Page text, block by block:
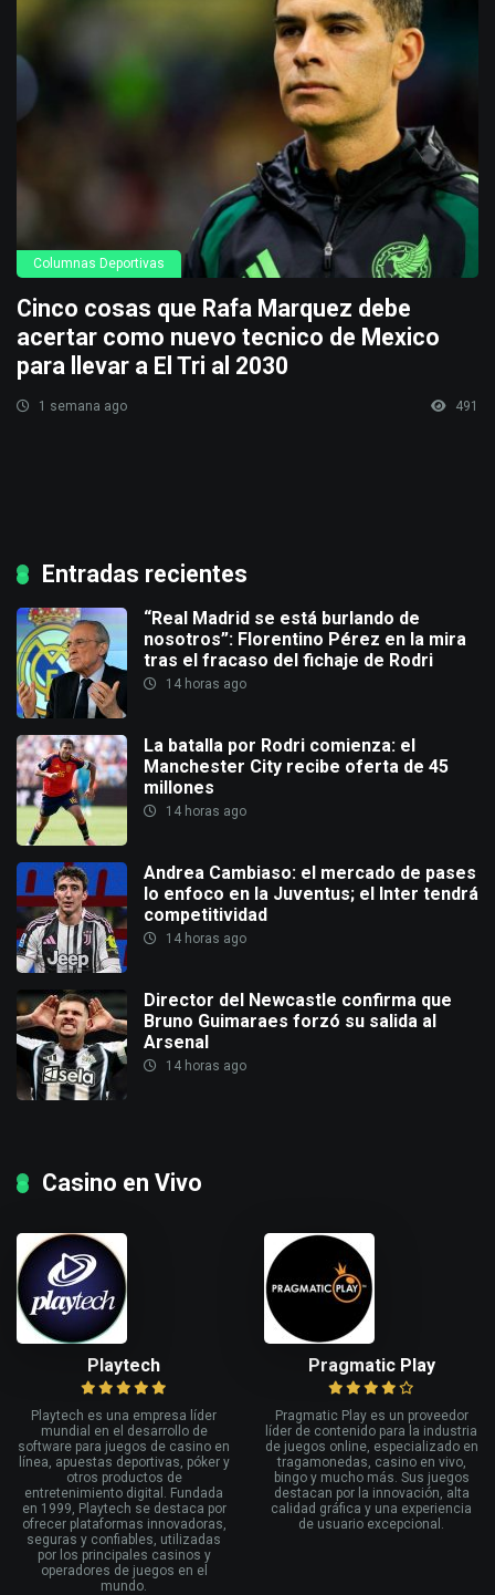
Columnas Deportivas
Cinco cosas que Rafa Marquez debe
acertar como nuevo tecnico de Mexico
para llevar a El Tri al 2030
1 semana ago 491
Entradas recientes
“Real Madrid se está burlando de
nosotros”: Florentino Pérez en la mira
tras el fracaso del fichaje de Rodri
14 horas ago
La batalla por Rodri comienza: el
Manchester City recibe oferta de 45
millones
14 horas ago
Andrea Cambiaso: el mercado de pases
lo enfoco en la Juventus; el Inter tendrá
competitividad
14 horas ago
Director del Newcastle confirma que
Bruno Guimaraes forzó su salida al
Arsenal
14 horas ago
Casino en Vivo
Playtech
Playtech es una empresa líder
mundial en el desarrollo de
software para juegos de casino en
línea, apuestas deportivas, póker y
otros productos de
entretenimiento digital. Fundada
en 1999, Playtech se destaca por
ofrecer plataformas innovadoras,
seguras y confiables, utilizadas
por los principales casinos y
operadores de juegos en el
mundo.
Pragmatic Play
Pragmatic Play es un proveedor
líder de contenido para la industria
de juegos online, especializado en
tragamonedas, casino en vivo,
bingo y mucho más. Sus juegos
destacan por la innovación, alta
calidad gráfica y una experiencia
de usuario excepcional.